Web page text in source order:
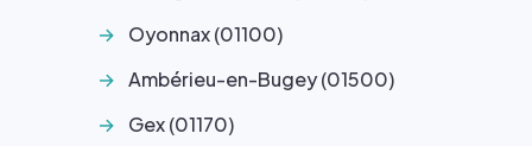
Oyonnax (01100)
Ambérieu-en-Bugey (01500)
Gex (01170)